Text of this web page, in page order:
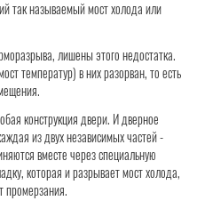
так называемый мост холода или
лишены этого недостатка.
температур) в них разорван, то есть
конструкция двери. И дверное
из двух независимых частей -
вместе через специальную
которая и разрывает мост холода,
промерзания.